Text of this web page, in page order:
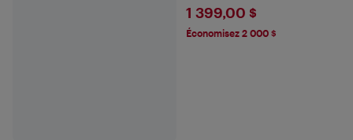
$1399
1 399,00 $
Économisez 2 000 $